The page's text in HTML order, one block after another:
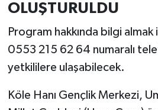
OLUŞTURULDU
Program hakkında bilgi
0553 215 62 64 numaralı
yetkililere ulaşabilecek.
Köle Hanı Gençlik Merkezi,